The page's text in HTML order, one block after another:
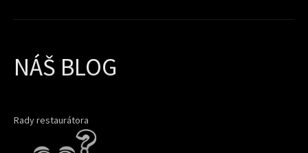
NÁŠ BLOG
Rady restaurátora